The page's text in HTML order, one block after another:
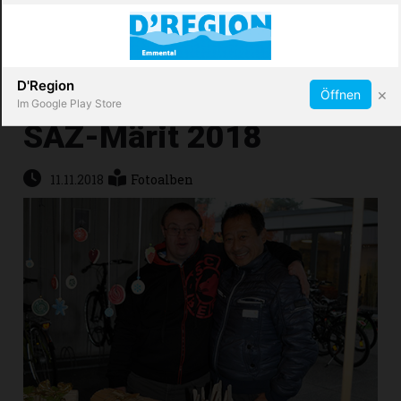
Immobilien
Veranstaltungen
Stellen
E-
Paper
App
Abonnieren
SAZ-Märit 2018
11.11.2018 Fotoalben
D'Region
Im Google Play Store
Öffnen ×